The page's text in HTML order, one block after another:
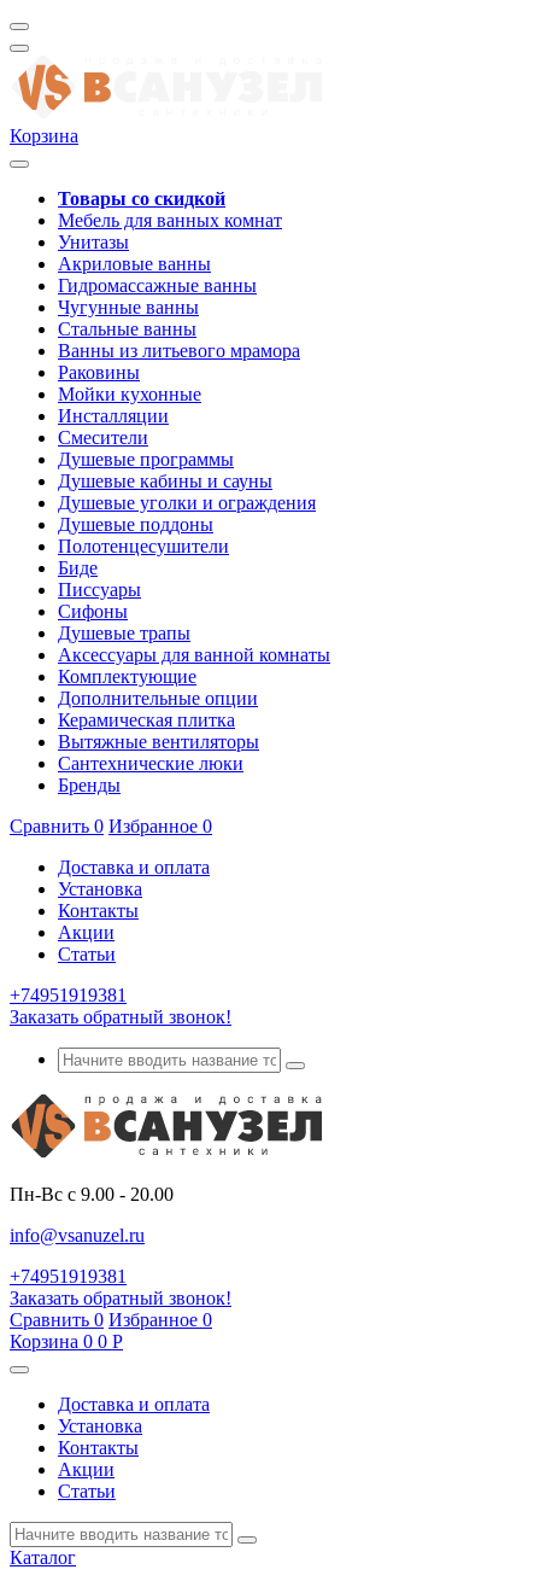
Корзина
Товары со скидкой
Мебель для ванных комнат
Унитазы
Акриловые ванны
Гидромассажные ванны
Чугунные ванны
Стальные ванны
Ванны из литьевого мрамора
Раковины
Мойки кухонные
Инсталляции
Смесители
Душевые программы
Душевые кабины и сауны
Душевые уголки и ограждения
Душевые поддоны
Полотенцесушители
Биде
Писсуары
Сифоны
Душевые трапы
Аксессуары для ванной комнаты
Комплектующие
Дополнительные опции
Керамическая плитка
Вытяжные вентиляторы
Сантехнические люки
Бренды
Сравнить 0 Избранное 0
Доставка и оплата
Установка
Контакты
Акции
Статьи
+74951919381
Заказать обратный звонок!
Пн-Вс с 9.00 - 20.00
info@vsanuzel.ru
+74951919381
Заказать обратный звонок!
Сравнить 0 Избранное 0
Корзина 0 0 Р
Доставка и оплата
Установка
Контакты
Акции
Статьи
Каталог